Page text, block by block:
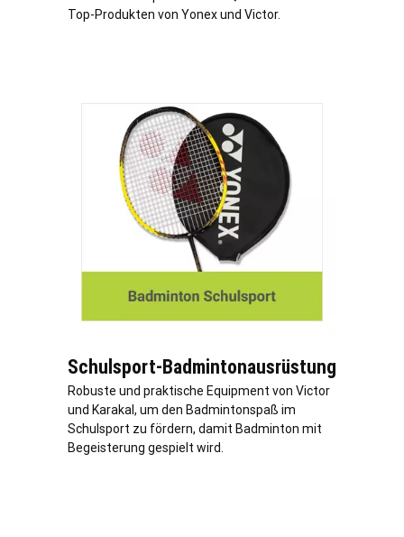
Top-Produkten von Yonex und Victor.
Schulsport-Badmintonausrüstung
Robuste und praktische Equipment von Victor
und Karakal, um den Badmintonspaß im
Schulsport zu fördern, damit Badminton mit
Begeisterung gespielt wird.